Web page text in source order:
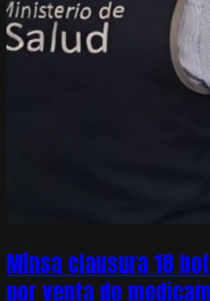
Minsa clausura 18
por venta de